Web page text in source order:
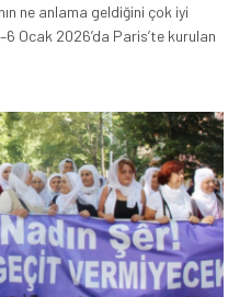
ne anlama geldiğini çok iyi
Ocak 2026’da Paris’te kurulan